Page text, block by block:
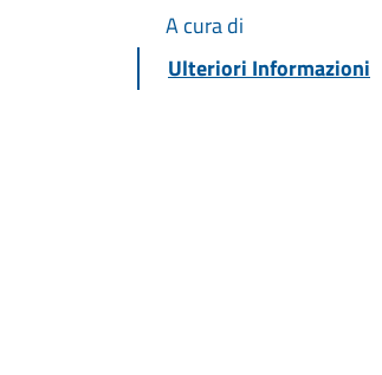
A cura di
Ulteriori Informazioni